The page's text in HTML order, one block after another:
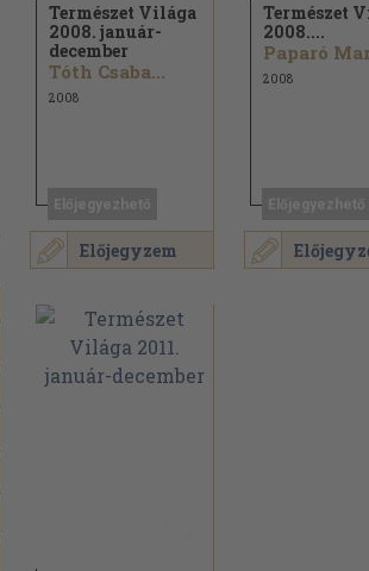
Előjegyzem
Természet Világa
2008. január-
december
Tóth Csaba...
2008
Természet
2008....
Paparó
2008